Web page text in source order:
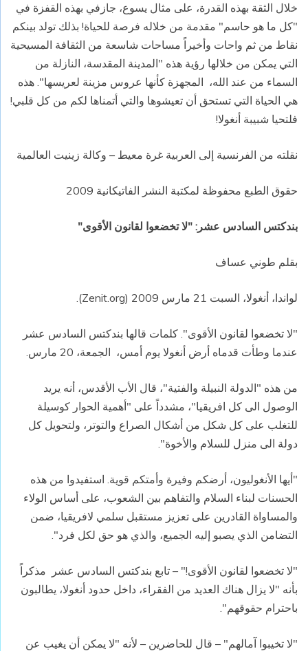
خلال الثقة بهذه القدرة، على مثال يسوع، جازفي بهذه القفزة في
"كل ما هو حاسم" مقدمة من خلاله فرصة للحياة! بذلك تولد بينكم
نقاط من ثم واحات وأخيراً مساحات شاسعة من الثقافة المسيحية
التي يمكن من خلالها رؤية هذه "المدينة المقدسة، النازلة من
السماء من عند الله، المجهزة كأنها عروس مزينة لعريسها". هذه
هي الحياة التي تستحق أن تعيشوها والتي أتمناها لكم من كل قلبي!
فلتحيا شبيبة أنغولا!
نقلته من الفرنسية إلى العربية غرة معيط – وكالة زينيت العالمية
حقوق الطبع محفوظة لمكتبة النشر الفاتيكانية 2009
بندكتس السادس عشر: "لا تخضعوا لقانون الأقوى"
بقلم طوني عساف
لواندا، أنغولا، السبت 21 مارس 2009 ( Zenit.org
).
"لا تخضعوا لقانون الأقوى". كلمات قالها بندكتس السادس عشر
عندما وطأت قدماه أرض أنغولا يوم أمس، الجمعة، 20 مارس.
من هذه "الدولة النبيلة والفتية"، قال الأب الأقدس، أنه يريد
الوصول الى كل افريقيا"، مشدداً على "أهمية الحوار كوسيلة
للتغلب على كل شكل من أشكال الصراع والتوتر، ولتحويل كل
دولة الى منزل للسلام والأخوة".
"أيها الأنغوليون، أرضكم وفيرة وأمتكم قوية. استفيدوا من هذه
الحسنات لبناء السلام والتفاهم بين الشعوب، على أساس الولاء
والمساواة القادرين على تعزيز مستقبل سلمي لافريقيا، ضمن
التضامن الذي يصبو إليه الجميع، والذي هو حق لكل فرد".
"لا تخضعوا لقانون الأقوى!" – تابع بندكتس السادس عشر مذكراً
بأنه "لا يزال هناك العديد من الفقراء، داخل حدود أنغولا، يطالبون
باحترام حقوقهم".
"لا تخيبوا آمالهم" – قال للحاضرين – لأنه "لا يمكن أن يغيب عن